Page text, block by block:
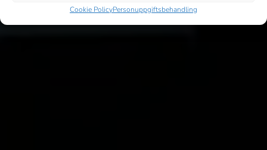
Cookie PolicyPersonuppgiftsbehandling